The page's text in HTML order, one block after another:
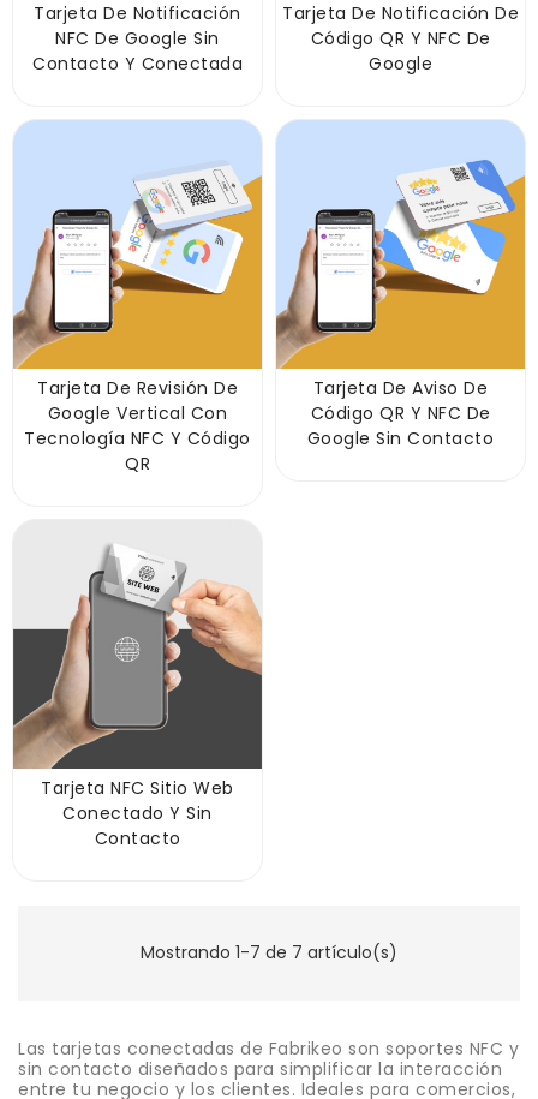
Tarjeta De Notificación
NFC De Google Sin
Contacto Y Conectada
Tarjeta De Notificación De
Código QR Y NFC De
Google
Tarjeta De Revisión De
Google Vertical Con
Tecnología NFC Y Código
QR
Tarjeta De Aviso De
Código QR Y NFC De
Google Sin Contacto
Tarjeta NFC Sitio Web
Conectado Y Sin
Contacto
Mostrando 1-7 de 7 artículo(s)
Las tarjetas conectadas de Fabrikeo son soportes NFC y
sin contacto diseñados para simplificar la interacción
entre tu negocio y los clientes. Ideales para comercios,